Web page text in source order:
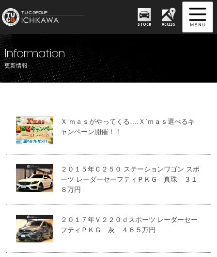
STOCK ACCESS
Information
更新情報
Ｘ‘ｍａｓがやってくる….Ｘ`ｍａｓ選べるキ
ャンペーン開催！！
２０１５年Ｃ２５０ ステーションワゴン スポ
ーツ レーダーセーフティＰＫＧ 真珠 ３１
８万円
２０１７年Ｖ２２０ｄスポーツ レーダーセー
フティＰＫＧ 灰 ４６５万円